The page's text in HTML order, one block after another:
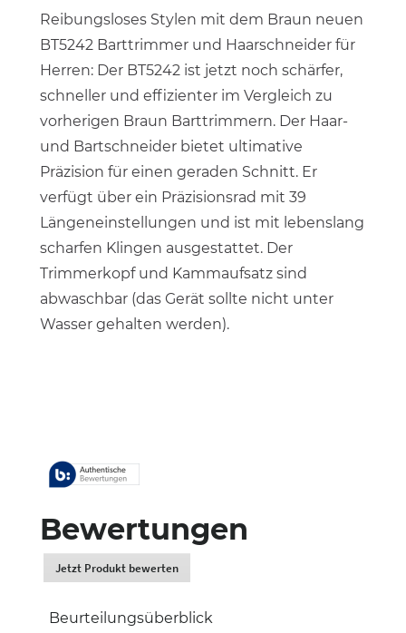
Reibungsloses Stylen mit dem Braun neuen
BT5242 Barttrimmer und Haarschneider für
Herren: Der BT5242 ist jetzt noch schärfer,
schneller und effizienter im Vergleich zu
vorherigen Braun Barttrimmern. Der Haar-
und Bartschneider bietet ultimative
Präzision für einen geraden Schnitt. Er
verfügt über ein Präzisionsrad mit 39
Längeneinstellungen und ist mit lebenslang
scharfen Klingen ausgestattet. Der
Trimmerkopf und Kammaufsatz sind
abwaschbar (das Gerät sollte nicht unter
Wasser gehalten werden).
Bewertungen
Jetzt Produkt bewerten.
Dadurch
Sie
Beurteilungsüberblick